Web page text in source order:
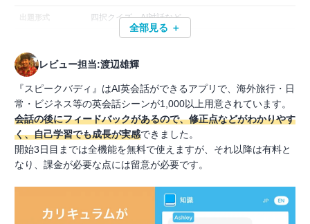
出題形式 四択クイズ、AI対話など
全部見る ＋
レビュー担当:渡辺雄輝
『スピークバディ』はAI英会話ができるアプリで、海外旅行・日
常・ビジネス等の英会話シーンが1,000以上用意されています。
会話の後にフィードバックがあるので、修正点などがわかりやす
く、自己学習でも成長が実感できました。
開始3日目までは全機能を無料で使えますが、それ以降は有料と
なり、課金が必要な点には留意が必要です。